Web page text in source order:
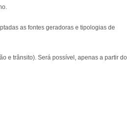
as fontes geradoras e tipologias de
e trânsito). Será possível, apenas a partir do